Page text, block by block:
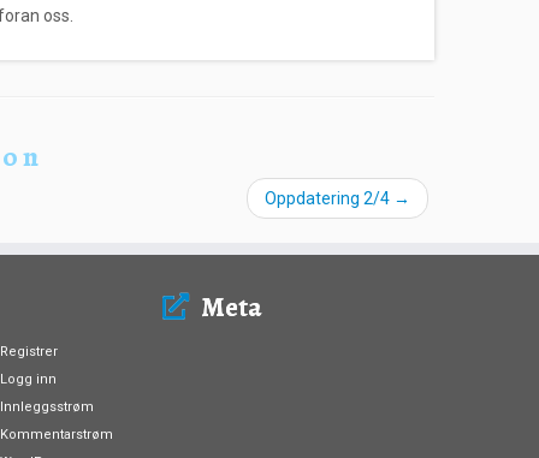
oss.
Oppdatering 2/4 →
Meta
Registrer
Logg inn
Innleggsstrøm
Kommentarstrøm